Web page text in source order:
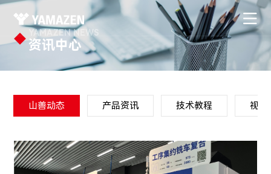
YAMAZEN NEWS
资讯中心
山善动态 产品资讯 技术教程 视频